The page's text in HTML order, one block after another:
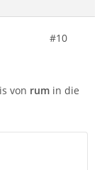
#10
von rum in die